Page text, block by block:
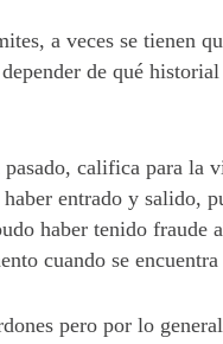
a veces se tienen
de qué
califica para la
entrado y salido,
haber tenido fraude
cuando se
pero por lo